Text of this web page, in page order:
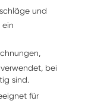
und
bei
sind.
für